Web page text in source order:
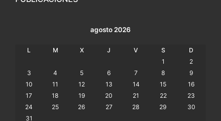
agosto 2026
L M X J V S
D
1
2
3
4 5 6 7 8
9
10
11 12 13 14 15
16
17
18 19 20 21 22
23
24
25 26 27 28 29
30
31